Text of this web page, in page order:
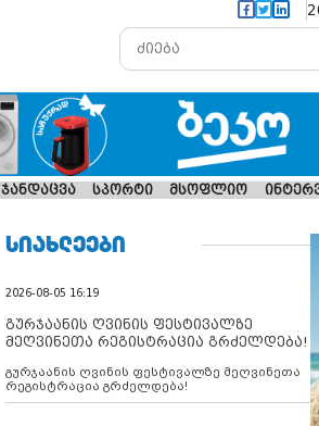
ჯანდაცვა სპორტი მსოფლიო
ᲡᲘᲐᲮᲚᲔᲔᲑᲘ
2026-08-05 16:19
გურჯაანის ღვინის ფესტივალზე
მეღვინეთა რეგისტრაცია გრძელდება!
გურჯაანის ღვინის ფესტივალზე მეღვინეთა
რეგისტრაცია გრძელდება!